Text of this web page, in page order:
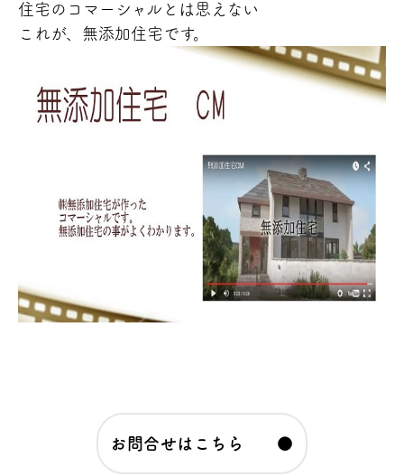
住宅のコマーシャルとは思えない
これが、無添加住宅です。
お問合せはこちら ●